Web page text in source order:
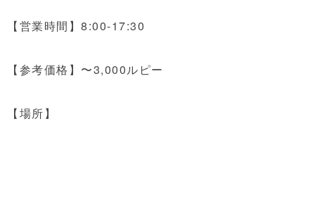
【営業時間】8:00-17:30
【参考価格】〜3,000ルピー
【場所】